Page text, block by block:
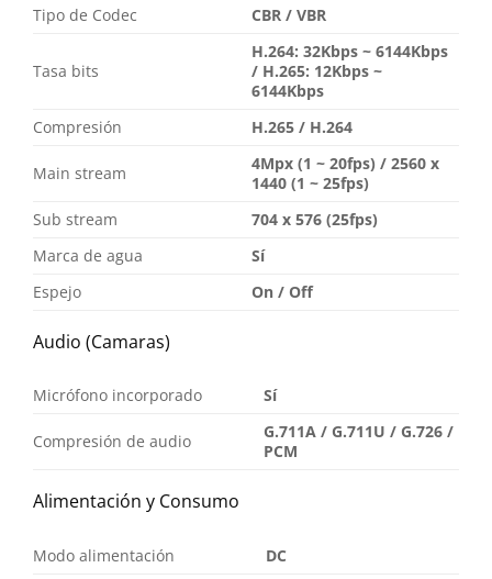
Tipo de Codec
CBR / VBR
Tasa bits
H.264: 32Kbps ~ 6144Kbps
/ H.265: 12Kbps ~
6144Kbps
Compresión
H.265 / H.264
Main stream
4Mpx (1 ~ 20fps) / 2560 x
1440 (1 ~ 25fps)
Sub stream
704 x 576 (25fps)
Marca de agua
Sí
Espejo
On / Off
Audio (Camaras)
Micrófono incorporado Sí
Compresión de audio
G.711A / G.711U / G.726 /
PCM
Alimentación y Consumo
Modo alimentación
DC